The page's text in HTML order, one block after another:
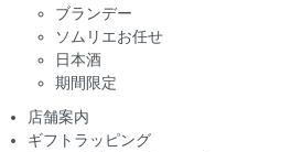
ブランデー
ソムリエお任せ
日本酒
期間限定
店舗案内
ギフトラッピング